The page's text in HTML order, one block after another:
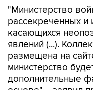
"Министерство
рассекреченных и
касающихся
явлений (...).
размещена на
министерство
дополнительные